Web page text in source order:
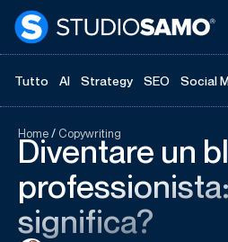
Tutto AI Strategy SEO Social
Home/ Copywriting
Diventare un
significa?